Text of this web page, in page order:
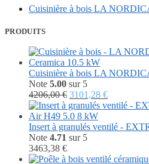
Cuisinière à bois LA
PRODUITS
Cuisinière à bois LA
Note 5.00 sur 5
4206,00€ Le
prix
initial
était :
4206,00 €.
3101,28 €Le
prix
est :
Insert à granulés ventilé -
Note 4.71 sur 5
3463,38 €